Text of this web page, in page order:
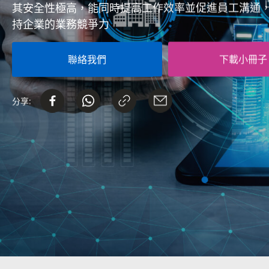
其安全性極高，能同時提高工作效率並促進員工溝通
持企業的業務競爭力
聯絡我們 下載小冊子
分享: